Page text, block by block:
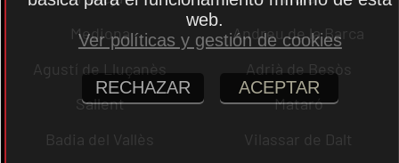
Mediona
Andreu de la Barca
Agustí de Lluçanès
Adrià de Besòs
Sallent
Mataró
Badia del Vallès
Vilassar de Dalt
web.
Ver políticas y gestión de cookies
RECHAZAR ACEPTAR